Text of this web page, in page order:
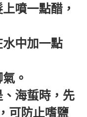
噴一點醋，
中加一點
。
海蜇時，先
可防止嗜鹽